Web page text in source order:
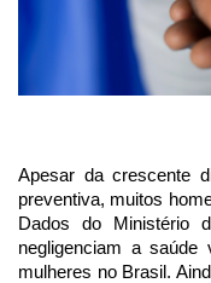
Apesar da crescente
preventiva, muitos
Dados do Ministério
negligenciam a
mulheres no Brasil.